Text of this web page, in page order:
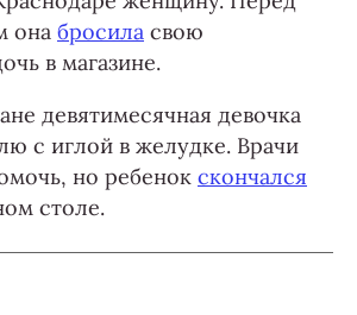
она бросила свою
в магазине.
девятимесячная девочка
с иглой в желудке. Врачи
но ребенок скончался
столе.